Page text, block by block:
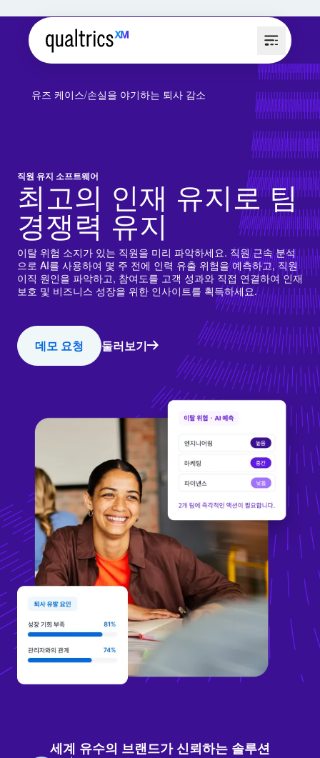
유즈 케이스 손실을 야기하는 퇴사 감소
직원 유지 소프트웨어
최고의 인재 유지로 팀
경쟁력 유지
이탈 위험 소지가 있는 직원을 미리 파악하세요. 직원 근속 분석
으로 AI를 사용하여 몇 주 전에 인력 유출 위험을 예측하고, 직원
이직 원인을 파악하고, 참여도를 고객 성과와 직접 연결하여 인재
보호 및 비즈니스 성장을 위한 인사이트를 획득하세요.
데모 요청 둘러보기
세계 유수의 브랜드가 신뢰하는 솔루션